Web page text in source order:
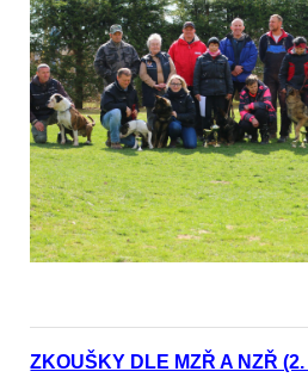
ZKOUŠKY DLE MZŘ A NZŘ (2.